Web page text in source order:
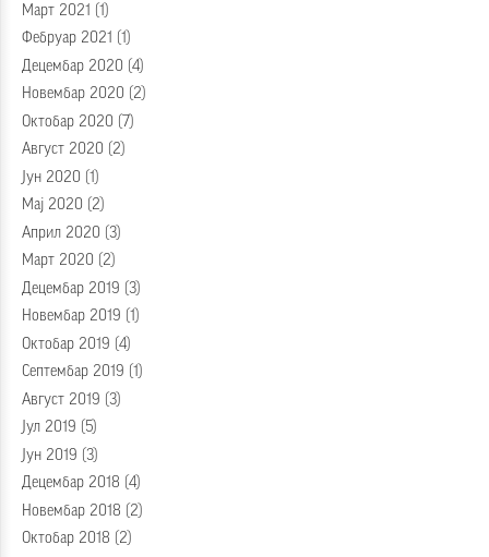
Март 2021
(1)
Фебруар 2021
(1)
Децембар 2020 (4)
Новембар 2020 (2)
Октобар 2020 (7)
Август 2020 (2)
Јун 2020 (1)
Мај 2020 (2)
Април 2020 (3)
Март 2020 (2)
Децембар 2019 (3)
Новембар 2019 (1)
Октобар 2019 (4)
Септембар 2019 (1)
Август 2019 (3)
Јул 2019 (5)
Јун 2019 (3)
Децембар 2018 (4)
Новембар 2018 (2)
Октобар 2018 (2)